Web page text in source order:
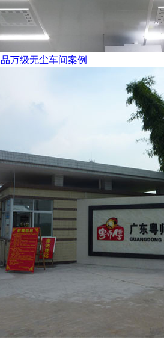
万级无尘车间案例